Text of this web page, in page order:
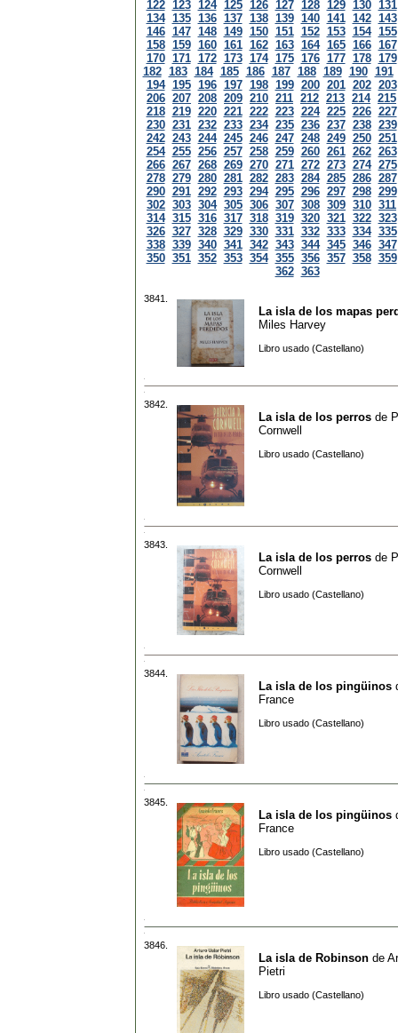
122 123 124 125 126 127 128 129 130 131
134 135 136 137 138 139 140 141 142 143
146 147 148 149 150 151 152 153 154 155
158 159 160 161 162 163 164 165 166 167
170 171 172 173 174 175 176 177 178 179
182 183 184 185 186 187 188 189 190 191
194 195 196 197 198 199 200 201 202 203
206 207 208 209 210 211 212 213 214 215
218 219 220 221 222 223 224 225 226 227
230 231 232 233 234 235 236 237 238 239
242 243 244 245 246 247 248 249 250 251
254 255 256 257 258 259 260 261 262 263
266 267 268 269 270 271 272 273 274 275
278 279 280 281 282 283 284 285 286 287
290 291 292 293 294 295 296 297 298 299
302 303 304 305 306 307 308 309 310 311
314 315 316 317 318 319 320 321 322 323
326 327 328 329 330 331 332 333 334 335
338 339 340 341 342 343 344 345 346 347
350 351 352 353 354 355 356 357 358 359
362 363
3841.
La isla de los mapas
Miles Harvey
Libro usado (Castellano)
3842.
La isla de los perros de
Cornwell
Libro usado (Castellano)
3843.
La isla de los perros de
Cornwell
Libro usado (Castellano)
3844.
La isla de los pingüinos
France
Libro usado (Castellano)
3845.
La isla de los pingüinos
France
Libro usado (Castellano)
3846.
La isla de Robinson de
Pietri
Libro usado (Castellano)